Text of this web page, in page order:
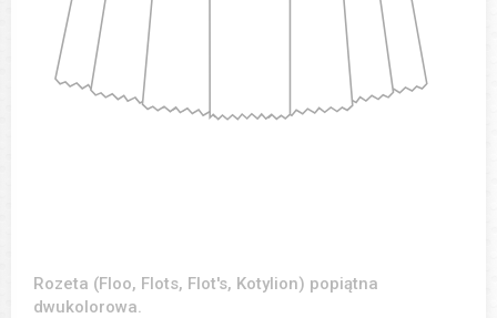
Rozeta (Floo, Flots, Flot's, Kotylion) popiątna
dwukolorowa.